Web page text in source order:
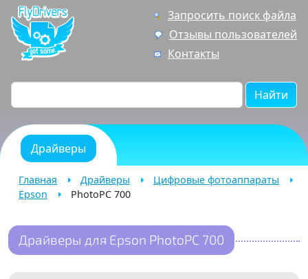
Запросить поиск файла
Отзывы пользователей
Контакты
Найти
Драйверы
Главная Драйверы
Цифровые фотоаппараты
Epson
PhotoPC 700
Драйверы для Epson PhotoPC 700